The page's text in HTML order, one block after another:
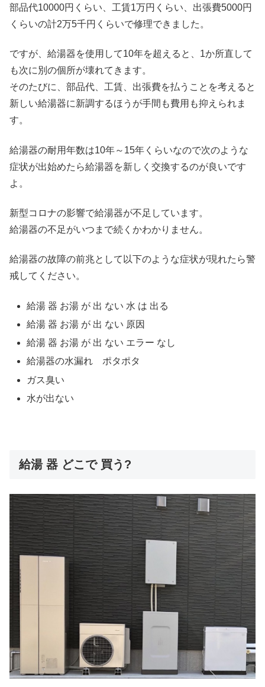
部品代10000円くらい、工賃1万円くらい、出張費5000円
くらいの計2万5千円くらいで修理できました。
ですが、給湯器を使用して10年を超えると、1か所直して
も次に別の個所が壊れてきます。
そのたびに、部品代、工賃、出張費を払うことを考えると
新しい給湯器に新調するほうが手間も費用も抑えられま
す。
給湯器の耐用年数は10年～15年くらいなので次のような
症状が出始めたら給湯器を新しく交換するのが良いです
よ。
新型コロナの影響で給湯器が不足しています。
給湯器の不足がいつまで続くかわかりません。
給湯器の故障の前兆として以下のような症状が現れたら警
戒してください。
給湯 器 お湯 が 出 ない 水 は 出る
給湯 器 お湯 が 出 ない 原因
給湯 器 お湯 が 出 ない エラー なし
給湯器の水漏れ ポタポタ
ガス臭い
水が出ない
給湯 器 どこで 買う?